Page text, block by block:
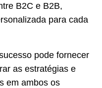
B2C e B2B,
para cada
pode fornecer
as estratégias e
em ambos os